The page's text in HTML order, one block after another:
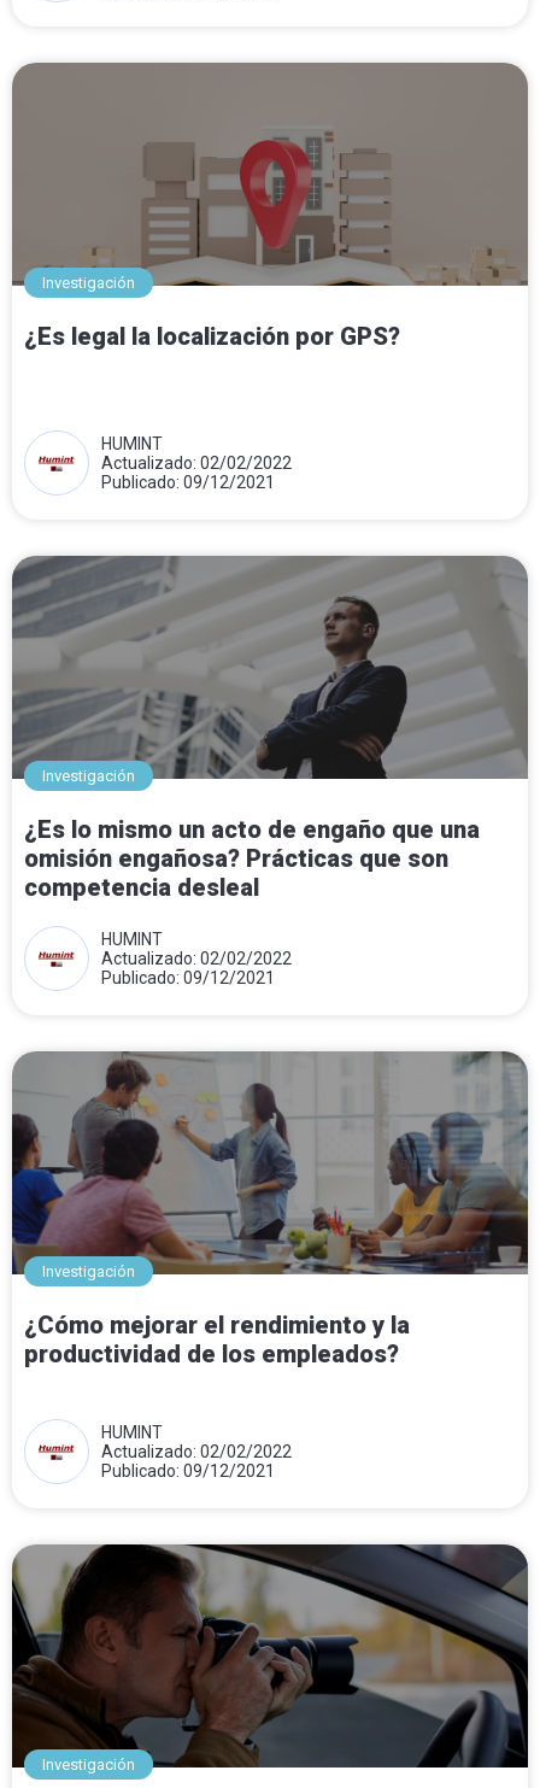
Investigación
¿Es legal la localización por GPS?
HUMINT
Actualizado: 02/02/2022
Publicado: 09/12/2021
Investigación
¿Es lo mismo un acto de engaño que una
omisión engañosa? Prácticas que son
competencia desleal
HUMINT
Actualizado: 02/02/2022
Publicado: 09/12/2021
Investigación
¿Cómo mejorar el rendimiento y la
productividad de los empleados?
HUMINT
Actualizado: 02/02/2022
Publicado: 09/12/2021
Investigación